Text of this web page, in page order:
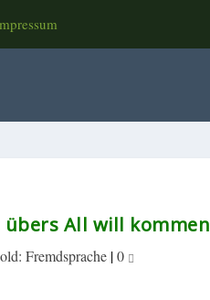
All will kommen
Fremdsprache|0